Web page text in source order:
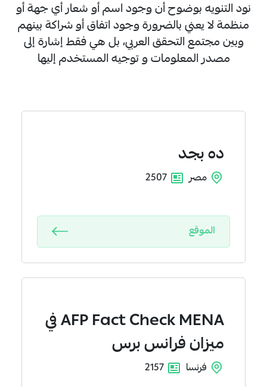
نود التنويه بوضوح أن وجود اسم أو شعار أي جهة أو
منظمة لا يعني بالضرورة وجود اتفاق أو شراكة بينهم
وبين مجتمع التحقق العربي، بل هي فقط إشارة إلى
مصدر المعلومات و توجيه المستخدم إليها
دهبجد
مصر
الموقع
AFP Fact Check MENAفي
ميزان فرانس برس
فرنسا